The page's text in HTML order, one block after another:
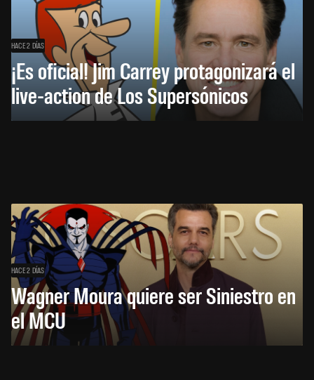
HACE 2 DÍAS
¡Es oficial! Jim Carrey protagonizará el
live-action de Los Supersónicos
HACE 2 DÍAS
Wagner Moura quiere ser Siniestro en
el MCU